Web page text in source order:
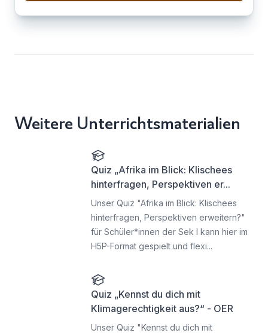
Weitere Unterrichtsmaterialien
Quiz „Afrika im Blick: Klischees
hinterfragen, Perspektiven er...
Unser Quiz "Afrika im Blick: Klischees
hinterfragen, Perspektiven erweitern?"
für Schüler*innen der Sek I kann hier im
H5P-Format gespielt und flexi...
Quiz „Kennst du dich mit
Klimagerechtigkeit aus?“ - OER
Unser Quiz "Kennst du dich mit